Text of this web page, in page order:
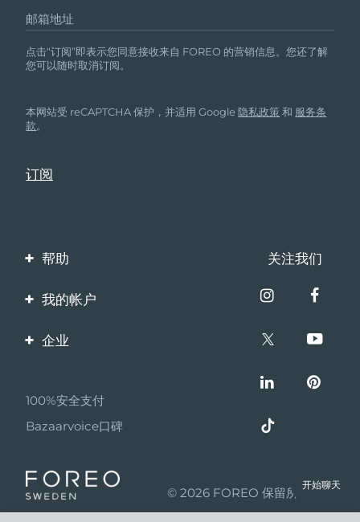
邮箱地址
点击“订阅”即表示您同意接收来自 FOREO 的营销信息。您还了解
您可以随时取消订阅。
本网站受 reCAPTCHA 保护，并适用 Google隐私政策 和 服务条
款。
帮助
联系我们
保修与退换货
关注我们
我的帐户
产品注册
企业
伙伴计划
联盟新闻
成为合作伙伴
100%安全支付
Bazaarvoice口碑
© 2026 FOREO 保留所有权利
开始聊天